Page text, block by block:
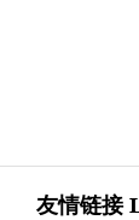
友情链接